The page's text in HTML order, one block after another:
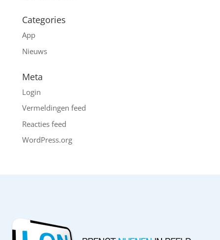
Categories
App
Nieuws
Meta
Login
Vermeldingen feed
Reacties feed
WordPress.org